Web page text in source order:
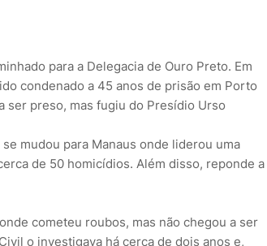
para a Delegacia de Ouro Preto. Em
condenado a 45 anos de prisão em Porto
ser preso, mas fugiu do Presídio Urso
mudou para Manaus onde liderou uma
de 50 homicídios. Além disso, reponde a
cometeu roubos, mas não chegou a ser
o investigava há cerca de dois anos e,